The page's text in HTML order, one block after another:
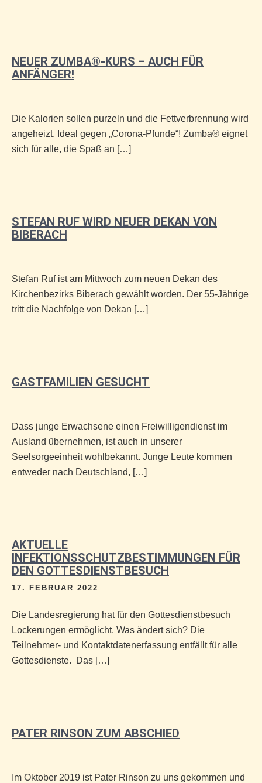
NEUER ZUMBA®-KURS – AUCH FÜR
ANFÄNGER!
Die Kalorien sollen purzeln und die Fettverbrennung wird
angeheizt. Ideal gegen „Corona-Pfunde“! Zumba® eignet
sich für alle, die Spaß an […]
STEFAN RUF WIRD NEUER DEKAN VON
BIBERACH
Stefan Ruf ist am Mittwoch zum neuen Dekan des
Kirchenbezirks Biberach gewählt worden. Der 55-Jährige
tritt die Nachfolge von Dekan […]
GASTFAMILIEN GESUCHT
Dass junge Erwachsene einen Freiwilligendienst im
Ausland übernehmen, ist auch in unserer
Seelsorgeeinheit wohlbekannt. Junge Leute kommen
entweder nach Deutschland, […]
AKTUELLE
INFEKTIONSSCHUTZBESTIMMUNGEN FÜR
DEN GOTTESDIENSTBESUCH
17. FEBRUAR 2022
Die Landesregierung hat für den Gottesdienstbesuch
Lockerungen ermöglicht. Was ändert sich? Die
Teilnehmer- und Kontaktdatenerfassung entfällt für alle
Gottesdienste. Das […]
PATER RINSON ZUM ABSCHIED
Im Oktober 2019 ist Pater Rinson zu uns gekommen und